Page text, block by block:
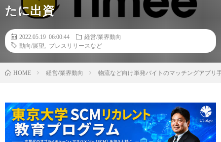
たに出資
2022.05.19 06:00:44
経営/業界動向
動向/展望
プレスリリースなど
HOME 経営/業界動向 物流など向け単発バイトのマッチングアプリ